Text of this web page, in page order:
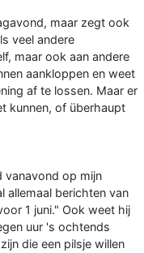
maar zegt ook
veel andere
maar ook aan andere
aankloppen en weet
af te lossen. Maar er
kunnen, of überhaupt
vanavond op mijn
allemaal berichten van
1 juni." Ook weet hij
uur 's ochtends
die een pilsje willen